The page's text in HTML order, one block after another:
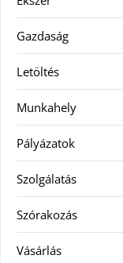
Gazdaság
Letöltés
Munkahely
Pályázatok
Szolgálatás
Szórakozás
Vásárlás